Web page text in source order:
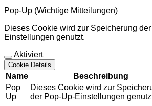
Pop-Up (Wichtige Mitteilungen)
Dieses Cookie wird zur Speicherung
Einstellungen genutzt.
Aktiviert
Cookie Details
Name Beschreibung
Pop
Up
Dieses Cookie wird zur
der Pop-Up-Einstellungen